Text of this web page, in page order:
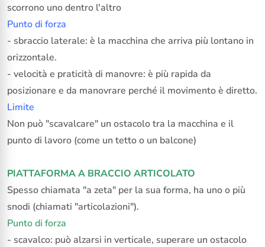
scorrono uno dentro l'altro
Punto di forza
- sbraccio laterale: è la macchina che arriva più lontano in
orizzontale.
- velocità e praticità di manovre: è più rapida da
posizionare e da manovrare perché il movimento è diretto.
Limite
Non può "scavalcare" un ostacolo tra la macchina e il
punto di lavoro (come un tetto o un balcone)
PIATTAFORMA A BRACCIO ARTICOLATO
Spesso chiamata "a zeta" per la sua forma, ha uno o più
snodi (chiamati "articolazioni").
Punto di forza
- scavalco: può alzarsi in verticale, superare un ostacolo